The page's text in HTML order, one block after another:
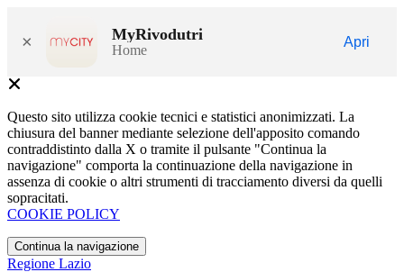
× MyRivodutri
Home
Apri
Questo sito utilizza cookie tecnici e statistici anonimizzati. La
chiusura del banner mediante selezione dell'apposito comando
contraddistinto dalla X o tramite il pulsante "Continua la
navigazione" comporta la continuazione della navigazione in
assenza di cookie o altri strumenti di tracciamento diversi da quelli
sopracitati.
COOKIE POLICY
Continua la navigazione
Regione Lazio